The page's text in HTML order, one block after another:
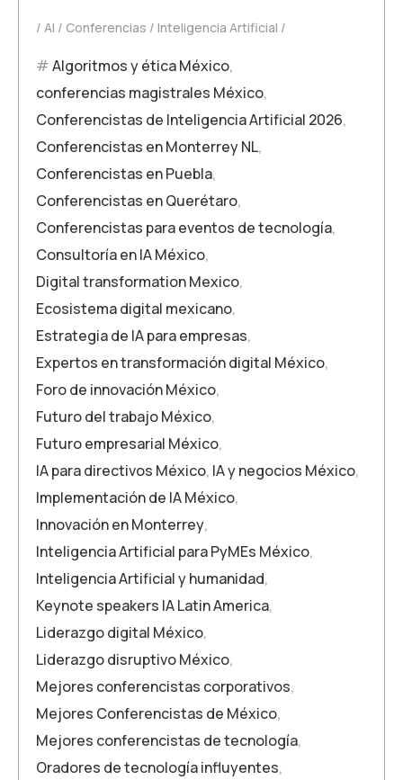
AI Conferencias Inteligencia Artificial
Algoritmos y ética México,
conferencias magistrales México,
Conferencistas de Inteligencia Artificial 2026,
Conferencistas en Monterrey NL,
Conferencistas en Puebla,
Conferencistas en Querétaro,
Conferencistas para eventos de tecnología,
Consultoría en IA México,
Digital transformation Mexico,
Ecosistema digital mexicano,
Estrategia de IA para empresas,
Expertos en transformación digital México,
Foro de innovación México,
Futuro del trabajo México,
Futuro empresarial México,
IA para directivos México, IA y negocios México,
Implementación de IA México,
Innovación en Monterrey,
Inteligencia Artificial para PyMEs México,
Inteligencia Artificial y humanidad,
Keynote speakers IA Latin America,
Liderazgo digital México,
Liderazgo disruptivo México,
Mejores conferencistas corporativos,
Mejores Conferencistas de México,
Mejores conferencistas de tecnología,
Oradores de tecnología influyentes,